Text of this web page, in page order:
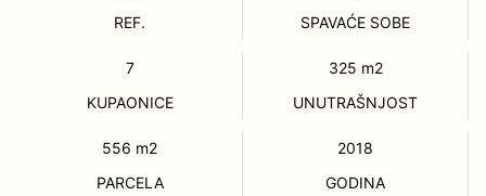
REF.
SPAVAĆE SOBE
7
KUPAONICE
325 m2
UNUTRAŠNJOST
556 m2
PARCELA
2018
GODINA